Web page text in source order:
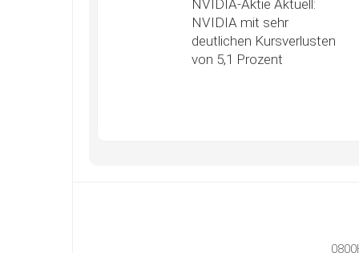
NVIDIA-Aktie Aktuell:
NVIDIA mit sehr
deutlichen Kursverlusten
von 5,1 Prozent